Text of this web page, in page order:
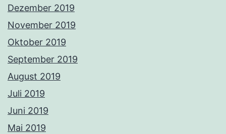
Dezember 2019
November 2019
Oktober 2019
September 2019
August 2019
Juli 2019
Juni 2019
Mai 2019